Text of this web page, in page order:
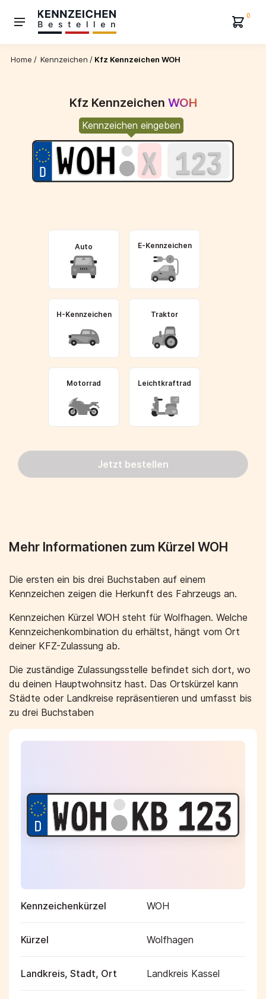
0
Home / Kennzeichen / Kfz Kennzeichen WOH
Kfz Kennzeichen WOH
Kennzeichen eingeben
Auto E-Kennzeichen
H-Kennzeichen Traktor
Motorrad Leichtkraftrad
Jetzt bestellen
Mehr Informationen zum Kürzel WOH
Die ersten ein bis drei Buchstaben auf einem
Kennzeichen zeigen die Herkunft des Fahrzeugs an.
Kennzeichen Kürzel WOH steht für Wolfhagen. Welche
Kennzeichenkombination du erhältst, hängt vom Ort
deiner KFZ-Zulassung ab.
Die zuständige Zulassungsstelle befindet sich dort, wo
du deinen Hauptwohnsitz hast. Das Ortskürzel kann
Städte oder Landkreise repräsentieren und umfasst bis
zu drei Buchstaben
Kennzeichenkürzel WOH
Kürzel Wolfhagen
Landkreis, Stadt, Ort Landkreis Kassel